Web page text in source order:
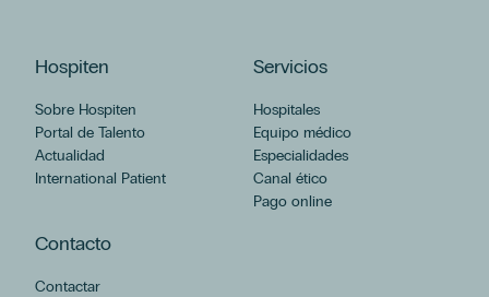
Hospiten
Sobre Hospiten
Portal de Talento
Actualidad
International Patient
Servicios
Hospitales
Equipo médico
Especialidades
Canal ético
Pago online
Contacto
Contactar